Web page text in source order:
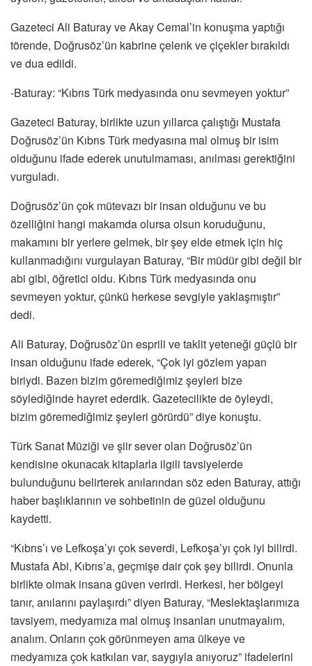
Gazeteci Ali Baturay ve Akay Cemal’in konuşma yaptığı
törende, Doğrusöz’ün kabrine çelenk ve çiçekler bırakıldı
ve dua edildi.
-Baturay: “Kıbrıs Türk medyasında onu sevmeyen yoktur”
Gazeteci Baturay, birlikte uzun yıllarca çalıştığı Mustafa
Doğrusöz’ün Kıbrıs Türk medyasına mal olmuş bir isim
olduğunu ifade ederek unutulmaması, anılması gerektiğini
vurguladı.
Doğrusöz’ün çok mütevazı bir insan olduğunu ve bu
özelliğini hangi makamda olursa olsun koruduğunu,
makamını bir yerlere gelmek, bir şey elde etmek için hiç
kullanmadığını vurgulayan Baturay, “Bir müdür gibi değil bir
abi gibi, öğretici oldu. Kıbrıs Türk medyasında onu
sevmeyen yoktur, çünkü herkese sevgiyle yaklaşmıştır”
dedi.
Ali Baturay, Doğrusöz’ün esprili ve taklit yeteneği güçlü bir
insan olduğunu ifade ederek, “Çok iyi gözlem yapan
biriydi. Bazen bizim göremediğimiz şeyleri bize
söylediğinde hayret ederdik. Gazetecilikte de öyleydi,
bizim göremediğimiz şeyleri görürdü” diye konuştu.
Türk Sanat Müziği ve şiir sever olan Doğrusöz’ün
kendisine okunacak kitaplarla ilgili tavsiyelerde
bulunduğunu belirterek anılarından söz eden Baturay, attığı
haber başlıklarının ve sohbetinin de güzel olduğunu
kaydetti.
“Kıbrıs’ı ve Lefkoşa’yı çok severdi, Lefkoşa’yı çok iyi bilirdi.
Mustafa Abi, Kıbrıs’a, geçmişe dair çok şey bilirdi. Onunla
birlikte olmak insana güven verirdi. Herkesi, her bölgeyi
tanır, anılarını paylaşırdı” diyen Baturay, “Meslektaşlarımıza
tavsiyem, medyamıza mal olmuş insanları unutmayalım,
analım. Onların çok görünmeyen ama ülkeye ve
medyamıza çok katkıları var, saygıyla anıyoruz” ifadelerini